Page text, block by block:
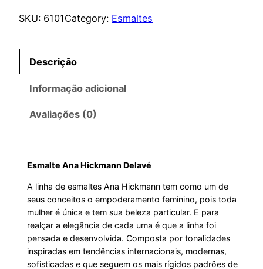
SKU: 6101Category: Esmaltes
Descrição
Informação adicional
Avaliações (0)
Esmalte Ana Hickmann Delavé
A linha de esmaltes Ana Hickmann tem como um de
seus conceitos o empoderamento feminino, pois toda
mulher é única e tem sua beleza particular. E para
realçar a elegância de cada uma é que a linha foi
pensada e desenvolvida. Composta por tonalidades
inspiradas em tendências internacionais, modernas,
sofisticadas e que seguem os mais rígidos padrões de